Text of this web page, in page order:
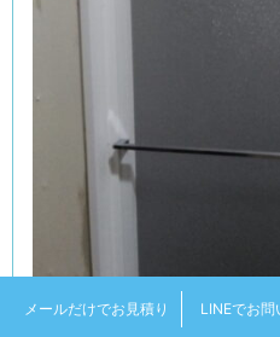
浴室ドアも施工。
メールだけでお見積り LINEでお問